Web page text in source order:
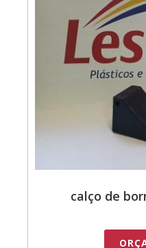
calço de